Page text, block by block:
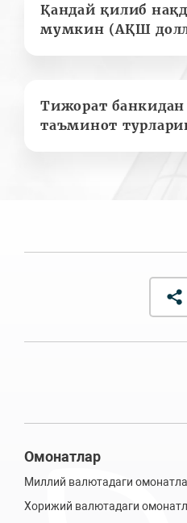
Қандай қилиб
мумкин (АҚШ
Тижорат
таъминот
Омонатлар
Миллий валютадаги
Хорижий валютадаги